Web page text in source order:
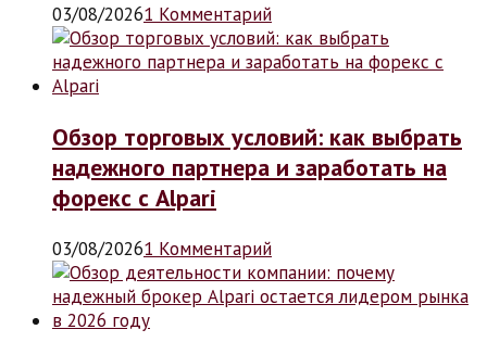
03/08/20261 Комментарий
Обзор торговых условий: как выбрать
надежного партнера и заработать на
форекс с Alpari
03/08/20261 Комментарий